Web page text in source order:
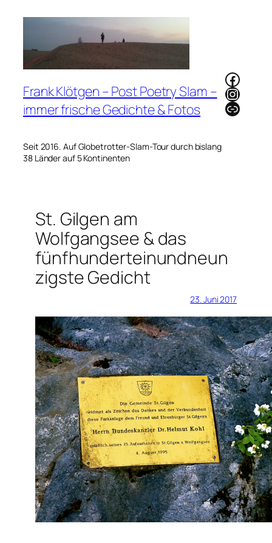
Frank Klötgen – Post Poetry Slam –
immer frische Gedichte & Fotos
Seit 2016. Auf Globetrotter-Slam-Tour durch bislang
38 Länder auf 5 Kontinenten
Link
St. Gilgen am
Wolfgangsee & das
fünfhunderteinundneun
zigste Gedicht
23. Juni 2017